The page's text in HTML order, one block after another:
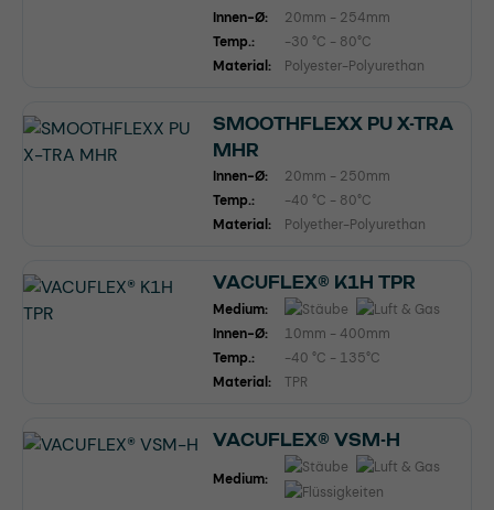
Innen-Ø:
20mm - 254mm
Temp.:
-30 °C - 80°C
Material:
Polyester-Polyurethan
SMOOTHFLEXX PU X-TRA
MHR
Innen-Ø:
20mm - 250mm
Temp.:
-40 °C - 80°C
Material:
Polyether-Polyurethan
VACUFLEX® K1H TPR
Medium:
Innen-Ø:
10mm - 400mm
Temp.:
-40 °C - 135°C
Material:
TPR
VACUFLEX® VSM-H
Medium: